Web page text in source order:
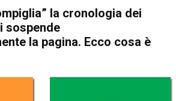
la cronologia dei
sospende
la pagina. Ecco cosa è